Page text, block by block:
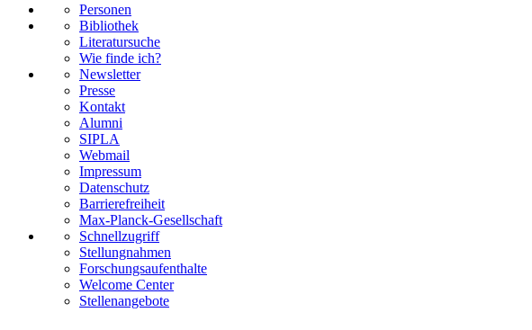
Personen
Bibliothek
Literatursuche
Wie finde ich?
Newsletter
Presse
Kontakt
Alumni
SIPLA
Webmail
Impressum
Datenschutz
Barrierefreiheit
Max-Planck-Gesellschaft
Schnellzugriff
Stellungnahmen
Forschungsaufenthalte
Welcome Center
Stellenangebote